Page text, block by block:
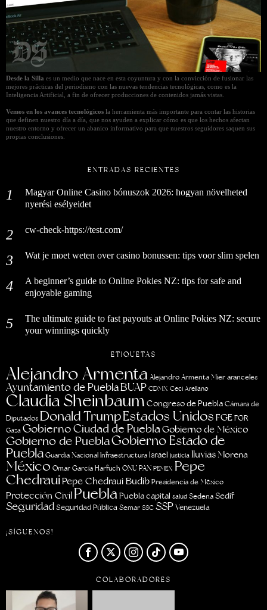
Desde la Silla es un medio que nace en esta coyuntura y con la convicción de fusionar las
mejores prácticas del periodismo con las nuevas tendencias tecnológicas, como es la
Inteligencia Artificial, a fin de ofrecer producciones de contenidos jamás vistas.
Vemos en los avances tecnológicos la herramienta más importante para contar las historias
que definen nuestro día a día, que nos ayuden a explicar cómo es que los hechos afectan
nuestro entorno y ofrecer un abanico informativo para que nuestros seguidores saquen sus
propias conclusiones.
ENTRADAS RECIENTES
Magyar Online Casino bónuszok 2026: hogyan növelheted
nyerési esélyeidet
cw-check-https://test.com/
Wat je moet weten over casino bonussen: tips voor slim spelen
A beginner’s guide to Online Pokies NZ: tips for safe and
enjoyable gaming
The ultimate guide to fast payouts at Online Pokies NZ: secure
your winnings quickly
ETIQUETAS
Alejandro Armenta Alejandro Armenta Mier aranceles
Ayuntamiento de PueblaBUAP CDMX Ceci Arellano
Claudia SheinbaumCongreso de Puebla Cámara de
Diputados Donald TrumpEstados Unidos FGEFGR
Gaza Gobierno Ciudad de PueblaGobierno de México
Gobierno de PueblaGobierno Estado de
PueblaGuardia Nacional Infraestructura Israel justicia lluviasMorena
México Omar García Harfuch ONU PAN PEMEX Pepe
ChedrauiPepe Chedraui BudibPresidencia de México
Protección Civil PueblaPuebla capital salud Sedena Sedif
SeguridadSeguridad Pública Semar SSC SSPVenezuela
¡SÍGUENOS!
COLABORADORES